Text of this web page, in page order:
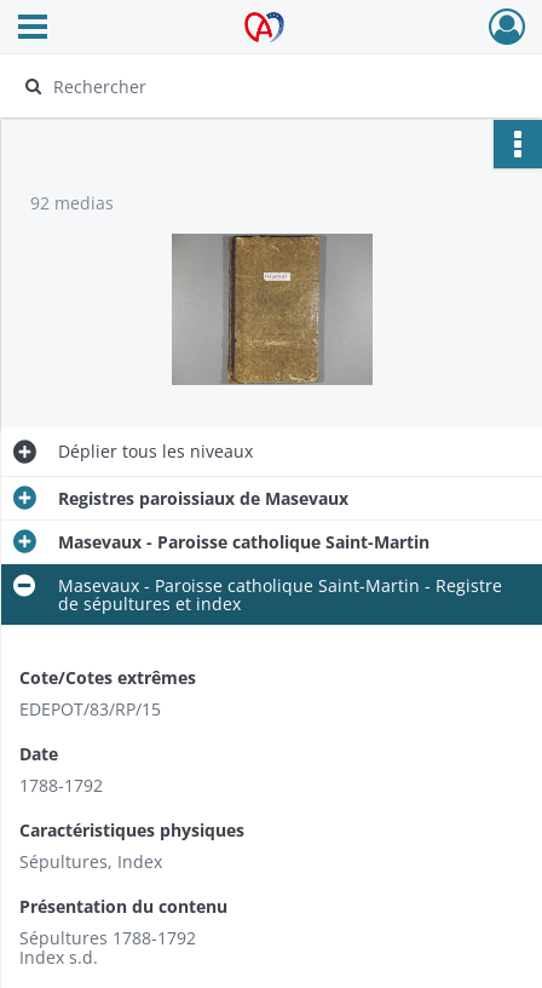
Archives Alsace - Colmar
Ouvrir le menu déroulant
92 medias
Déplier tous les niveaux
Registres paroissiaux de Masevaux
Masevaux - Paroisse catholique Saint-Martin
Masevaux - Paroisse catholique Saint-Martin - Registre
de sépultures et index
Cote/Cotes extrêmes
EDEPOT/83/RP/15
Date
1788-1792
Caractéristiques physiques
Sépultures, Index
Présentation du contenu
Sépultures 1788-1792
Index s.d.